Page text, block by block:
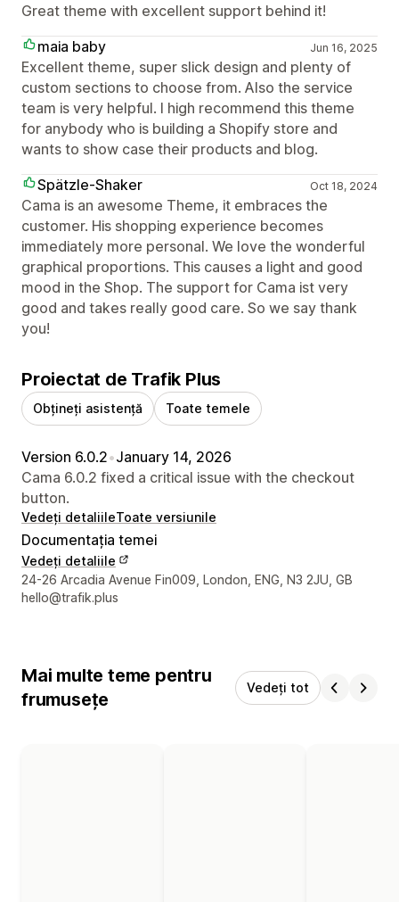
Great theme with excellent support behind it!
maia baby
Jun 16, 2025
Excellent theme, super slick design and plenty of
custom sections to choose from. Also the service
team is very helpful. I high recommend this theme
for anybody who is building a Shopify store and
wants to show case their products and blog.
Spätzle-Shaker
Oct 18, 2024
Cama is an awesome Theme, it embraces the
customer. His shopping experience becomes
immediately more personal. We love the wonderful
graphical proportions. This causes a light and good
mood in the Shop. The support for Cama ist very
good and takes really good care. So we say thank
you!
Proiectat de Trafik Plus
Obțineți asistență Toate temele
Version 6.0.2•January 14, 2026
Cama 6.0.2 fixed a critical issue with the checkout
button.
Vedeți detaliileToate versiunile
Documentația temei
Vedeți detaliile
Detaliile de contact ale designerului
24-26 Arcadia Avenue Fin009, London, ENG, N3 2JU, GB
hello@trafik.plus
Mai multe teme pentru
frumusețe
Vedeți tot